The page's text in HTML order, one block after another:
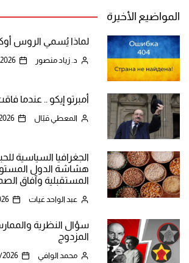
المواضيع الأخيرة
لماذا يُسمي الروس
د. زياد منصور
أمبرتو إيكو .. عندما
المعطي قبّال
هشاشة الدول
المستقبلية وآفاق الصمود
عبد الواحد غيات
سؤال النظرية
المزدوج
محمد الوافي